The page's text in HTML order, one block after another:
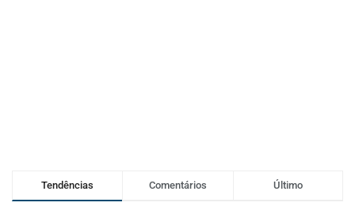
Tendências Comentários Último